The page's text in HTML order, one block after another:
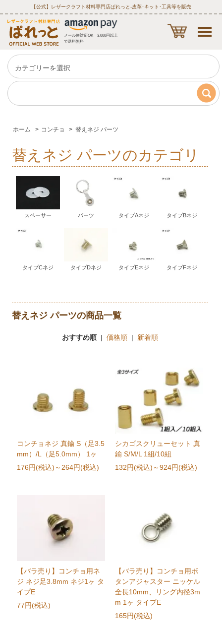
【公式】レザークラフト材料専門店ぱれっと‐皮革･キット･工具等を販売
メール便対応OK 3,000円以上
で送料無料
ホーム > コンチョ > 替えネジ パーツ
替えネジ パーツのカテゴリ
スペーサー パーツ タイプAネジ タイプBネジ
タイプCネジ タイプDネジ タイプEネジ タイプFネジ
替えネジ パーツの商品一覧
おすすめ順| 価格順| 新着順
コンチョネジ 真鍮 S（足3.5
mm）/L（足5.0mm） 1ヶ
176円(税込) ～264円(税込)
シカゴスクリューセット 真
鍮 S/M/L 1組/10組
132円(税込) ～924円(税込)
【バラ売り】コンチョ用ネ
ジ ネジ足3.8mm ネジ1ヶ タ
イプE
77円(税込)
【バラ売り】コンチョ用ボ
タンアジャスター ニッケル
全長10mm、リング内径3m
m 1ヶ タイプE
165円(税込)